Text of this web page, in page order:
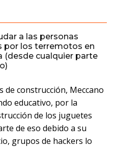
a las personas
por los terremotos en
(desde cualquier parte
de construcción, Meccano
educativo, por la
de los juguetes
de eso debido a su
grupos de hackers lo